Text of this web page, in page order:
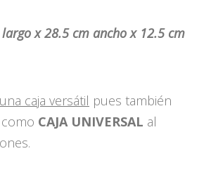
largo x 28.5 cm ancho x 12.5 cm
caja versátil pues también
CAJA UNIVERSAL al